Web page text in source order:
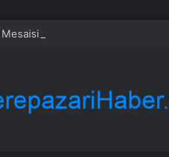
Sürüyor… “Pm”, “Cao” ve